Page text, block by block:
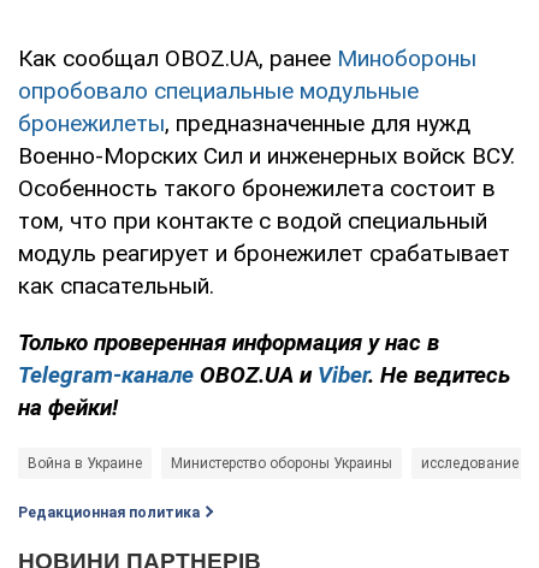
Как сообщал OBOZ.UA, ранее Минобороны
опробовало специальные модульные
бронежилеты, предназначенные для нужд
Военно-Морских Сил и инженерных войск ВСУ.
Особенность такого бронежилета состоит в
том, что при контакте с водой специальный
модуль реагирует и бронежилет срабатывает
как спасательный.
Только проверенная информация у нас в
Telegram-канале OBOZ.UA и Viber. Не ведитесь
на фейки!
Война в Украине Министерство обороны Украины исследование
Редакционная политика